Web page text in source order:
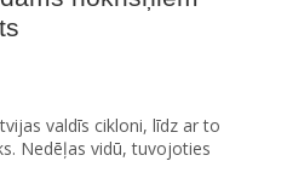
valdīs cikloni, līdz ar to
Nedēļas vidū, tuvojoties